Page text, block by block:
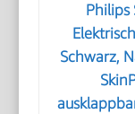
Philips
Schwarz,